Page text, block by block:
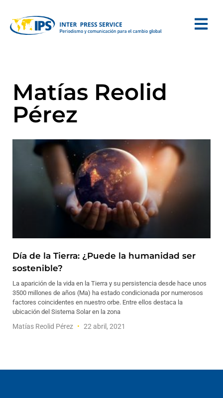
Matías Reolid
Pérez
Día de la Tierra: ¿Puede la humanidad ser
sostenible?
La aparición de la vida en la Tierra y su persistencia desde hace unos
3500 millones de años (Ma) ha estado condicionada por numerosos
factores coincidentes en nuestro orbe. Entre ellos destaca la
ubicación del Sistema Solar en la zona
Matías Reolid Pérez 22 abril, 2021